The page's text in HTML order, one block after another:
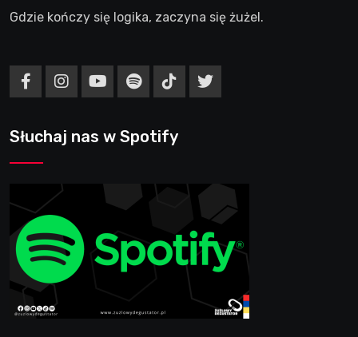
Gdzie kończy się logika, zaczyna się żużel.
Słuchaj nas w Spotify